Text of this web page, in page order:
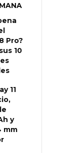
Pro?
10
11
y
mm